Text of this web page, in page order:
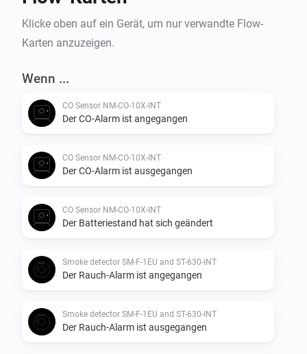
Klicke oben auf ein Gerät, um nur verwandte Flow-
Karten anzuzeigen.
Wenn ...
CO Sensor NM-CO-10X-INT
Der CO-Alarm ist angegangen
CO Sensor NM-CO-10X-INT
Der CO-Alarm ist ausgegangen
CO Sensor NM-CO-10X-INT
Der Batteriestand hat sich geändert
Smoke detector SM-F-1EU and ST-630-INT
Der Rauch-Alarm ist angegangen
Smoke detector SM-F-1EU and ST-630-INT
Der Rauch-Alarm ist ausgegangen